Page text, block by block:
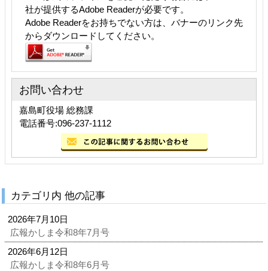
社が提供するAdobe Readerが必要です。
Adobe Readerをお持ちでない方は、バナーのリンク先
からダウンロードしてください。
お問い合わせ
嘉島町役場 総務課
電話番号:096-237-1112
カテゴリ内 他の記事
2026年7月10日
広報かしま令和8年7月号
2026年6月12日
広報かしま令和8年6月号